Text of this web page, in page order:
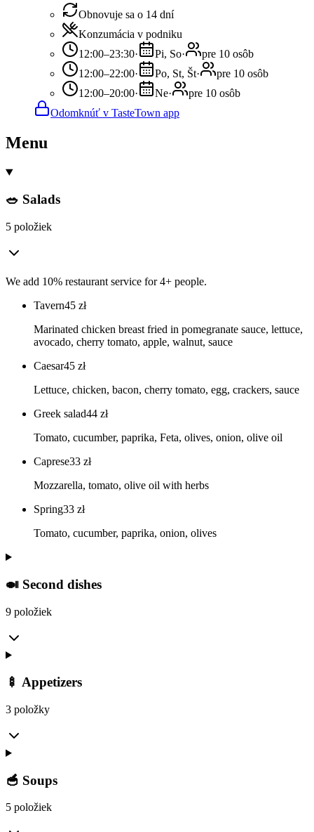
Obnovuje sa o 14 dní
Konzumácia v podniku
12:00–23:30· Pi, So·
pre 10 osôb
12:00–22:00· Po, St, Št·
pre 10 osôb
12:00–20:00· Ne·
pre 10 osôb
Odomknúť v TasteTown app
Menu
🥗 Salads
5 položiek
We add 10% restaurant service for 4+ people.
Tavern45 zł
Marinated chicken breast fried in pomegranate sauce, lettuce,
avocado, cherry tomato, apple, walnut, sauce
Caesar45 zł
Lettuce, chicken, bacon, cherry tomato, egg, crackers, sauce
Greek salad44 zł
Tomato, cucumber, paprika, Feta, olives, onion, olive oil
Caprese33 zł
Mozzarella, tomato, olive oil with herbs
Spring33 zł
Tomato, cucumber, paprika, onion, olives
🍛 Second dishes
9 položiek
🍢 Appetizers
3 položky
🥣 Soups
5 položiek